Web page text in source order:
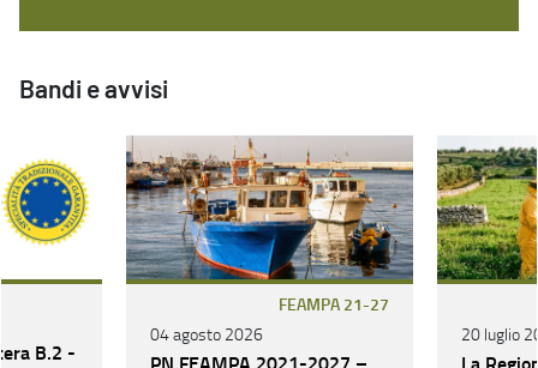
Bandi e avvisi
B.2 -
FEAMPA 21-27
04 agosto 2026
20 luglio